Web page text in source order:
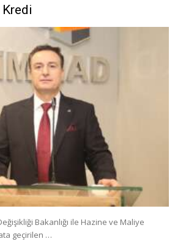
Bakanlığı ile Hazine ve Maliye
geçirilen …